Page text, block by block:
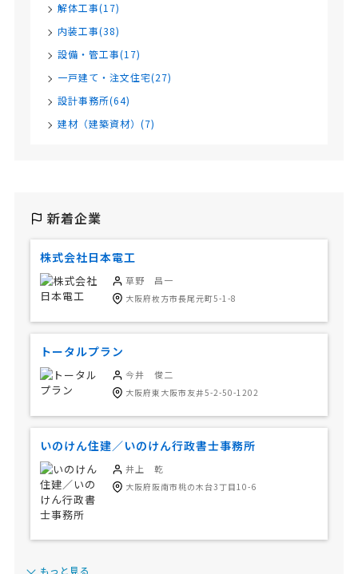
解体工事(17)
内装工事(38)
設備・管工事(17)
一戸建て・注文住宅(27)
設計事務所(64)
建材（建築資材）(7)
新着企業
株式会社日本電工
草野 昌一
大阪府枚方市長尾元町5-1-8
トータルプラン
今井 俊二
大阪府東大阪市友井5-2-50-1202
いのけん住建／いのけん行政書士事務所
井上 乾
大阪府阪南市桃の木台3丁目10-6
もっと見る